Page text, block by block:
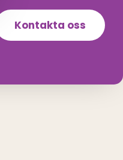
Kontakta oss